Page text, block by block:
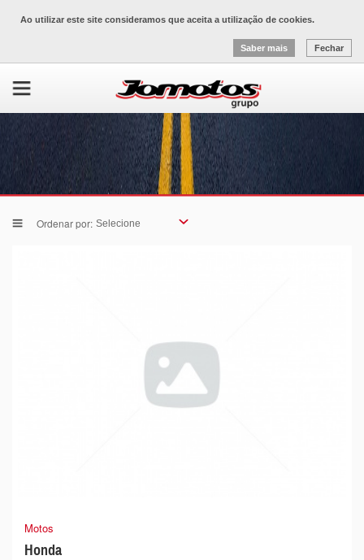
Ao utilizar este site consideramos que aceita a utilização de cookies.
Saber mais Fechar
Ordenar por:
Motos
Honda